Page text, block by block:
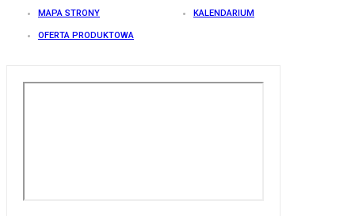
MAPA STRONY KALENDARIUM
OFERTA PRODUKTOWA